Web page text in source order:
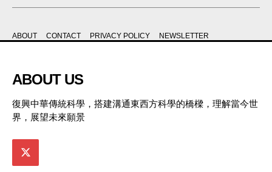
ABOUT CONTACT PRIVACY POLICY NEWSLETTER
ABOUT US
復興中華傳統科學，搭建溝通東西方科學的橋樑，理解當今世
界，展望未來願景